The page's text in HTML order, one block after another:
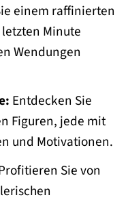
einem raffinierten
Minute
Wendungen
Entdecken Sie
Figuren, jede mit
und Motivationen.
Sie von